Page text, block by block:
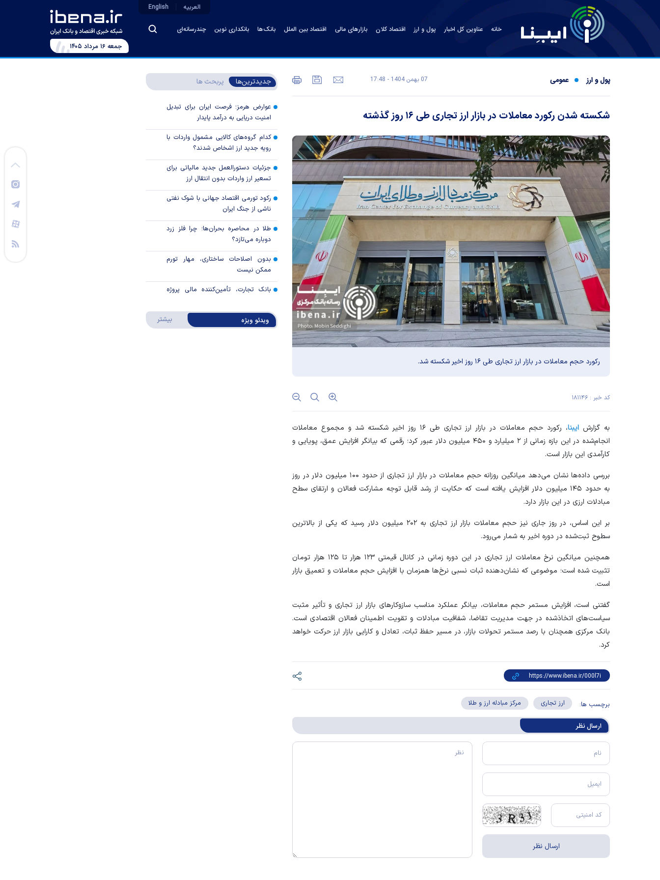
خانه عناوین کل اخبار پول و ارز اقتصاد کلان بازارهای مالی اقتصاد بین الملل بانک‌ها بانکداری نوین چندرسانه‌ای
العربیه English
جمعه ۱۶ مرداد ۱۴۰۵
پول و ارز عمومی 07 بهمن 1404 - 17:48
شکسته شدن رکورد معاملات در بازار ارز تجاری طی ۱۶ روز گذشته
رکورد حجم معاملات در بازار ارز تجاری طی ۱۶ روز اخیر شکسته شد.
کد خبر : ۱۸۱۱۴۶
به گزارش ایبنا
، رکورد حجم معاملات در بازار ارز تجاری طی ۱۶ روز اخیر شکسته شد و مجموع معاملات
انجام‌شده در این بازه زمانی از ۲ میلیارد و ۴۵۰ میلیون دلار عبور کرد؛ رقمی که بیانگر افزایش عمق، پویایی و
کارآمدی این بازار است.
بررسی داده‌ها نشان می‌دهد میانگین روزانه حجم معاملات در بازار ارز تجاری از حدود ۱۰۰ میلیون دلار در روز
به حدود ۱۴۵ میلیون دلار افزایش یافته است که حکایت از رشد قابل توجه مشارکت فعالان و ارتقای سطح
مبادلات ارزی در این بازار دارد.
بر این اساس، در روز جاری نیز حجم معاملات بازار ارز تجاری به ۲۰۲ میلیون دلار رسید که یکی از بالاترین
سطوح ثبت‌شده در دوره اخیر به شمار می‌رود.
همچنین میانگین نرخ معاملات ارز تجاری در این دوره زمانی در کانال قیمتی ۱۲۳ هزار تا ۱۲۵ هزار تومان
تثبیت شده است؛ موضوعی که نشان‌دهنده ثبات نسبی نرخ‌ها همزمان با افزایش حجم معاملات و تعمیق بازار
است.
گفتنی است، افزایش مستمر حجم معاملات، بیانگر عملکرد مناسب سازوکار‌های بازار ارز تجاری و تأثیر مثبت
سیاست‌های اتخاذشده در جهت مدیریت تقاضا، شفافیت مبادلات و تقویت اطمینان فعالان اقتصادی است.
بانک مرکزی همچنان با رصد مستمر تحولات بازار، در مسیر حفظ ثبات، تعادل و کارایی بازار ارز حرکت خواهد
کرد.
برچسب ها: ارز تجاری مرکز مبادله ارز و طلا
ارسال‌ نظر
جدیدترین‌ها پربحث ها
عوارض هرمز؛ فرصت ایران برای تبدیل
امنیت دریایی به درآمد پایدار
کدام گروه‌های کالایی مشمول واردات با
رویه جدید ارز اشخاص شدند؟
جزئیات دستورالعمل جدید مالیاتی برای
تسعیر ارز واردات بدون انتقال ارز
رکود تورمی اقتصاد جهانی با شوک نفتی
ناشی از جنگ ایران
طلا در محاصره بحران‌ها؛ چرا فلز زرد
دوباره می‌تازد؟
بدون اصلاحات ساختاری، مهار تورم
ممکن نیست
بانک تجارت، تأمین‌کننده مالی پروژه
خدمات چک در بانک تجارت؛ سریع،
امن و یکپارچه
ویدئو ویژه بیشتر درباره ویدئو ویژه